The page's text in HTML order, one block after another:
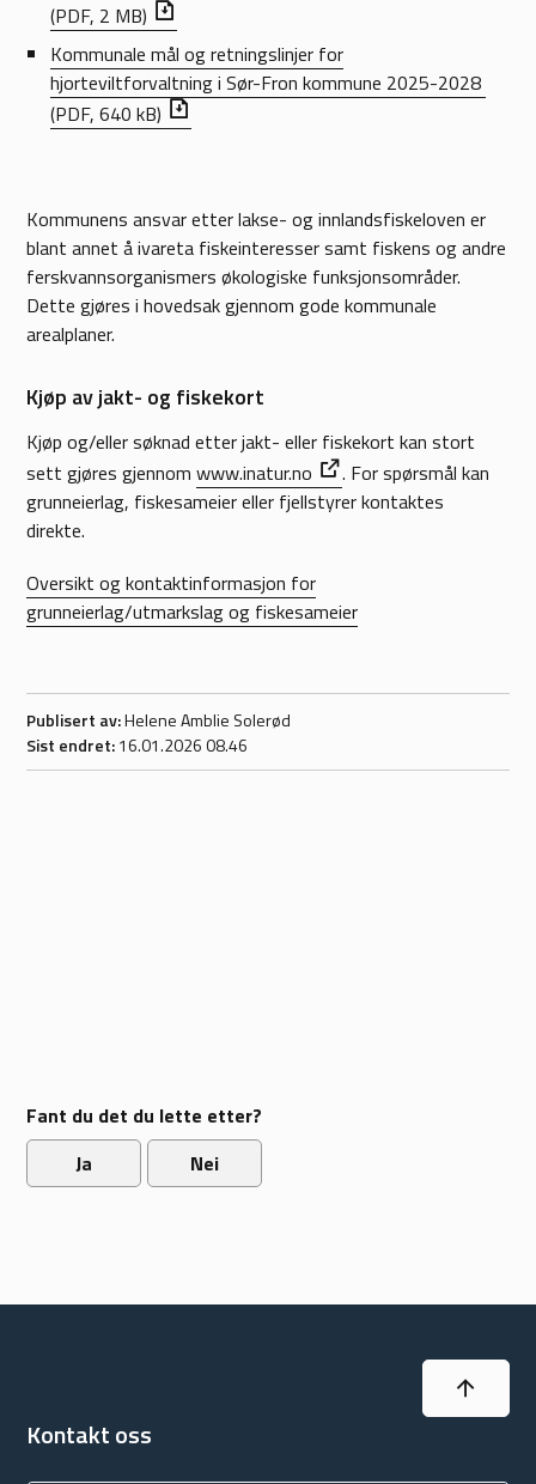
(PDF, 2 MB)
Kommunale mål og retningslinjer for
hjorteviltforvaltning i Sør-Fron kommune 2025-2028
(PDF, 640 kB)
Kommunens ansvar etter lakse- og innlandsfiskeloven er
blant annet å ivareta fiskeinteresser samt fiskens og andre
ferskvannsorganismers økologiske funksjonsområder.
Dette gjøres i hovedsak gjennom gode kommunale
arealplaner.
Kjøp av jakt- og fiskekort
Kjøp og/eller søknad etter jakt- eller fiskekort kan stort
sett gjøres gjennomwww.inatur.no
. For spørsmål kan
grunneierlag, fiskesameier eller fjellstyrer kontaktes
direkte.
Oversikt og kontaktinformasjon for
grunneierlag/utmarkslag og fiskesameier
Publisert av Helene Amblie Solerød
Sist endret 16.01.2026 08.46
Fant du det du lette etter?
Ja
Nei
Kontakt oss
Til